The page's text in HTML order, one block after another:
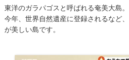
東洋のガラパゴスと呼ばれる奄美大島。
今年、世界自然遺産に登録されるなど
が美しい島です。